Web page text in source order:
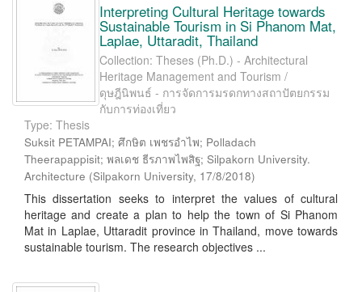
Interpreting Cultural Heritage towards
Sustainable Tourism in Si Phanom Mat,
Laplae, Uttaradit, Thailand
Collection: Theses (Ph.D.) - Architectural
Heritage Management and Tourism /
ดุษฎีนิพนธ์ - การจัดการมรดกทางสถาปัตยกรรม
กับการท่องเที่ยว
Type: Thesis
Suksit PETAMPAI; ศึกษิต เพชรอำไพ; Polladach
Theerapappisit; พลเดช ธีรภาพไพสิฐ; Silpakorn University.
Architecture (Silpakorn University, 17/8/2018)
This dissertation seeks to interpret the values of cultural
heritage and create a plan to help the town of Si Phanom
Mat in Laplae, Uttaradit province in Thailand, move towards
sustainable tourism. The research objectives ...